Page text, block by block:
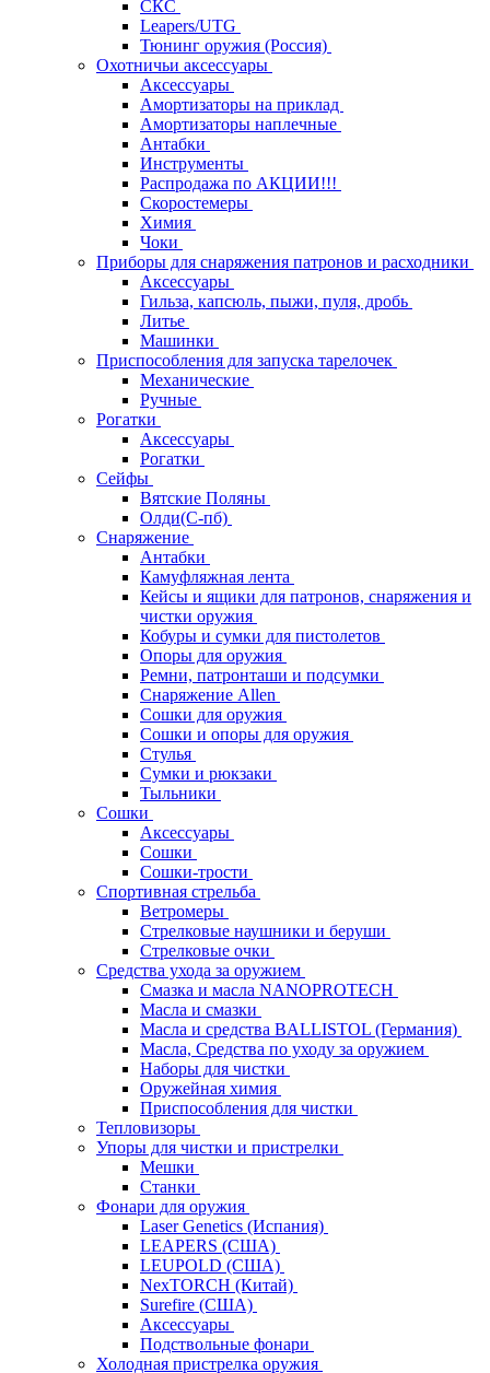
СКС
Leapers/UTG
Тюнинг оружия (Россия)
Охотничьи аксессуары
Аксессуары
Амортизаторы на приклад
Амортизаторы наплечные
Антабки
Инструменты
Распродажа по АКЦИИ!!!
Скоростемеры
Химия
Чоки
Приборы для снаряжения патронов и расходники
Аксессуары
Гильза, капсюль, пыжи, пуля, дробь
Литье
Машинки
Приспособления для запуска тарелочек
Механические
Ручные
Рогатки
Аксессуары
Рогатки
Сейфы
Вятские Поляны
Олди(С-пб)
Снаряжение
Антабки
Камуфляжная лента
Кейсы и ящики для патронов, снаряжения и
чистки оружия
Кобуры и сумки для пистолетов
Опоры для оружия
Ремни, патронташи и подсумки
Снаряжение Allen
Сошки для оружия
Сошки и опоры для оружия
Стулья
Сумки и рюкзаки
Тыльники
Сошки
Аксессуары
Сошки
Сошки-трости
Спортивная стрельба
Ветромеры
Стрелковые наушники и беруши
Стрелковые очки
Средства ухода за оружием
Смазка и масла NANOPROTECH
Масла и смазки
Масла и средства BALLISTOL (Германия)
Масла, Средства по уходу за оружием
Наборы для чистки
Оружейная химия
Приспособления для чистки
Тепловизоры
Упоры для чистки и пристрелки
Мешки
Станки
Фонари для оружия
Laser Genetics (Испания)
LEAPERS (США)
LEUPOLD (США)
NexTORCH (Китай)
Surefire (США)
Аксессуары
Подствольные фонари
Холодная пристрелка оружия